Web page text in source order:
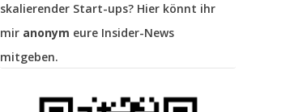
skalierender Start-ups? Hier könnt ihr
mir anonym eure Insider-News
mitgeben.